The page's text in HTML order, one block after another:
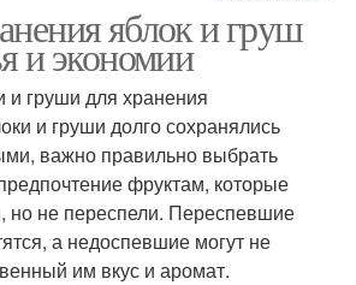
Груши для длительного
хранения
Условия для хранения
яблок и груш
и экономии
и груши для хранения
и груши долго сохранялись
важно правильно выбрать
фруктам, которые
но не переспели. Переспевшие
а недоспевшие могут не
им вкус и аромат.